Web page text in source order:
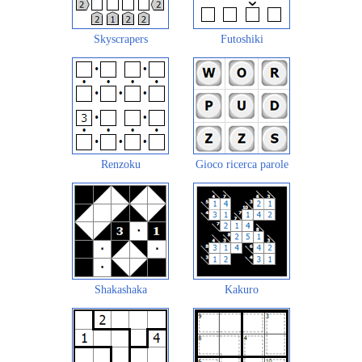
Skyscrapers Futoshiki
Renzoku Gioco ricerca parole
Shakashaka Kakuro